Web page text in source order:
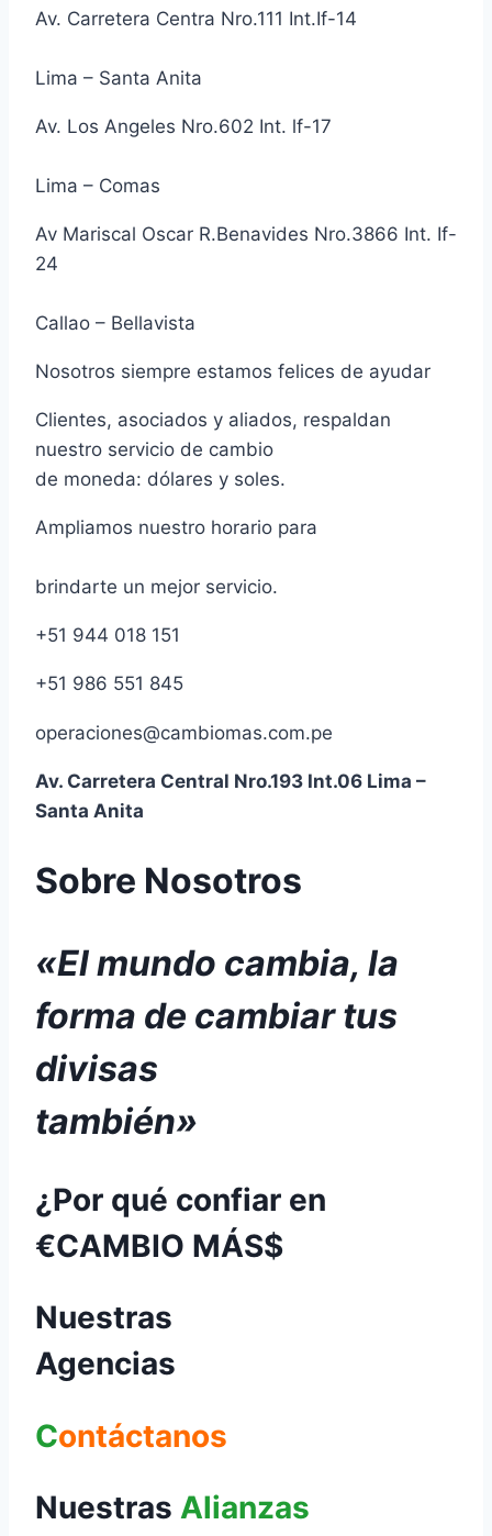
Av. Carretera Centra Nro.111 Int.If-14
Lima – Santa Anita
Av. Los Angeles Nro.602 Int. lf-17
Lima – Comas
Av Mariscal Oscar R.Benavides Nro.3866 Int. If-
24
Callao – Bellavista
Nosotros siempre estamos felices de ayudar
Clientes, asociados y aliados, respaldan
nuestro servicio de cambio
de moneda: dólares y soles.
Ampliamos nuestro horario para
brindarte un mejor servicio.
+51 944 018 151
+51 986 551 845
operaciones@cambiomas.com.pe
Av. Carretera Central Nro.193 Int.06 Lima –
Santa Anita
Sobre Nosotros
«El mundo cambia, la
forma de cambiar tus
divisas
también»
¿Por qué confiar en
€CAMBIO MÁS$
Nuestras
Agencias
Contáctanos
Nuestras Alianzas